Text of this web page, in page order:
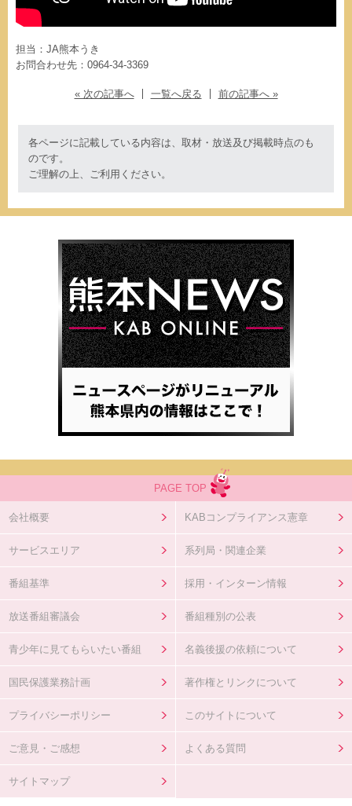
担当：JA熊本うき
お問合わせ先：0964-34-3369
« 次の記事へ 一覧へ戻る 前の記事へ »
各ページに記載している内容は、取材・放送及び掲載時点のも
のです。
ご理解の上、ご利用ください。
PAGE TOP
会社概要 KABコンプライアンス憲章
サービスエリア 系列局・関連企業
番組基準 採用・インターン情報
放送番組審議会 番組種別の公表
青少年に見てもらいたい番組 名義後援の依頼について
国民保護業務計画 著作権とリンクについて
プライバシーポリシー このサイトについて
ご意見・ご感想 よくある質問
サイトマップ